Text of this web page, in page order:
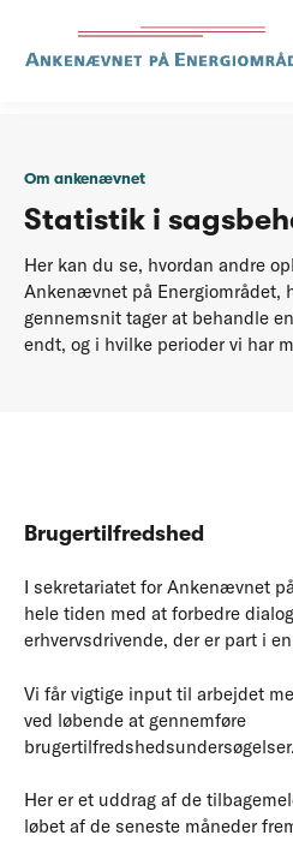
Om os Statistik
Om ankenævnet
Statistik i
Her kan du se, hvordan andre
Ankenævnet på Energiområdet,
gennemsnit tager at behandle
endt, og i hvilke perioder vi har
Brugertilfredshed
I sekretariatet for Ankenævnet
hele tiden med at forbedre
erhvervsdrivende, der er part i
Vi får vigtige input til arbejdet
ved løbende at gennemføre
brugertilfredshedsundersøgelser.
Her er et uddrag af de
løbet af de seneste måneder